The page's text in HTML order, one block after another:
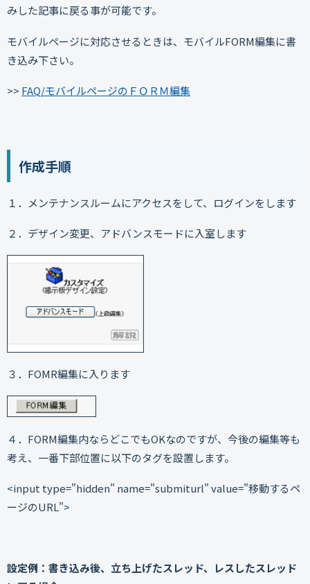
みした記事に戻る事が可能です。
モバイルページに対応させるときは、モバイルFORM編集に書
き込み下さい。
>> FAQ/モバイルページのＦＯＲＭ編集
作成手順
１．メンテナンスルームにアクセスをして、ログインをします
２．デザイン変更、アドバンスモードに入室します
３．FOMR編集に入ります
４．FORM編集内ならどこでもOKなのですが、今後の編集等も
考え、一番下部位置に以下のタグを設置します。
<input type="hidden" name="submiturl" value="移動するペ
ージのURL">
設定例：書き込み後、立ち上げたスレッド、レスしたスレッド